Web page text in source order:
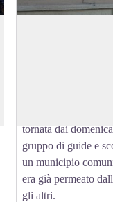
tornata dai
gruppo di guide e
un municipio
era già permeato
gli altri.